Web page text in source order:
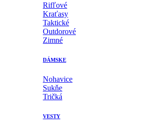
Rifľové
Kraťasy
Taktické
Outdorové
Zimné
DÁMSKE
Nohavice
Sukňe
Tričká
VESTY